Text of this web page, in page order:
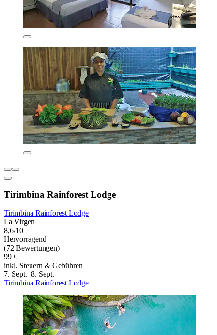
Tirimbina Rainforest Lodge
Tirimbina Rainforest Lodge
La Virgen
8,6/10
Hervorragend
(72 Bewertungen)
99 €
inkl. Steuern & Gebühren
7. Sept.–8. Sept.
Tirimbina Rainforest Lodge